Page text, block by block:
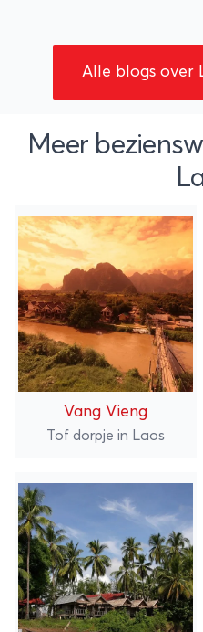
Alle blogs over
Meer
Vang Vieng
Tof dorpje in Laos